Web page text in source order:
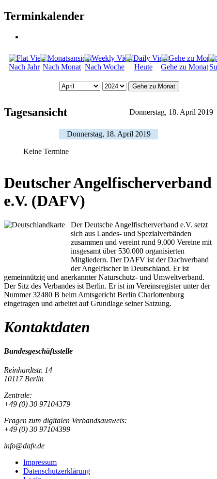
Terminkalender
Nach Jahr Nach Monat Nach Woche Heute Gehe zu Monat
Gehe zu Monat
Tagesansicht Donnerstag, 18. April 2019
Donnerstag, 18. April 2019
Keine Termine
Deutscher Angelfischerverband
e.V. (DAFV)
Der Deutsche Angelfischerverband e.V. setzt
sich aus Landes- und Spezialverbänden
zusammen und vereint rund 9.000 Vereine mit
insgesamt über 530.000 organisierten
Mitgliedern. Der DAFV ist der Dachverband
der Angelfischer in Deutschland. Er ist
gemeinnützig und anerkannter Naturschutz- und Umweltverband.
Der Sitz des Verbandes ist Berlin. Er ist im Vereinsregister unter der
Nummer 32480 B beim Amtsgericht Berlin Charlottenburg
eingetragen und arbeitet auf Grundlage seiner Satzung.
Kontaktdaten
Bundesgeschäftsstelle
Reinhardtstr. 14
10117 Berlin
Zentrale:
+49 (0) 30 97104379
Fragen zum digitalen Verbandsausweis:
+49 (0) 30 97104399
info@dafv.de
Impressum
Datenschutzerklärung